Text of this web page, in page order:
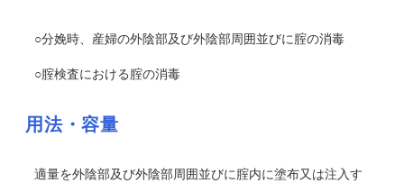
○分娩時、産婦の外陰部及び外陰部周囲並びに腟の消毒
○腟検査における腟の消毒
用法・容量
適量を外陰部及び外陰部周囲並びに腟内に塗布又は注入す